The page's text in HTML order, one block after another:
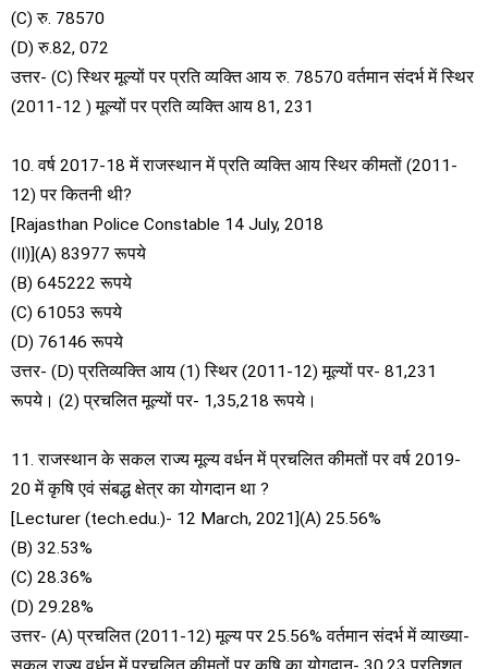
(C) रु. 78570
(D) रु.82, 072
उत्तर- (C) स्थिर मूल्यों पर प्रति व्यक्ति आय रु. 78570 वर्तमान संदर्भ में स्थिर
(2011-12 ) मूल्यों पर प्रति व्यक्ति आय 81, 231
10. वर्ष 2017-18 में राजस्थान में प्रति व्यक्ति आय स्थिर कीमतों (2011-
12) पर कितनी थी?
[Rajasthan Police Constable 14 July, 2018
(II)](A) 83977 रूपये
(B) 645222 रूपये
(C) 61053 रूपये
(D) 76146 रूपये
उत्तर- (D) प्रतिव्यक्ति आय (1) स्थिर (2011-12) मूल्यों पर- 81,231
रूपये। (2) प्रचलित मूल्यों पर- 1,35,218 रूपये।
11. राजस्थान के सकल राज्य मूल्य वर्धन में प्रचलित कीमतों पर वर्ष 2019-
20 में कृषि एवं संबद्ध क्षेत्र का योगदान था ?
[Lecturer (tech.edu.)- 12 March, 2021](A) 25.56%
(B) 32.53%
(C) 28.36%
(D) 29.28%
उत्तर- (A) प्रचलित (2011-12) मूल्य पर 25.56% वर्तमान संदर्भ में व्याख्या-